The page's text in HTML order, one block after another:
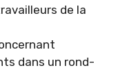
de la
dans un rond-